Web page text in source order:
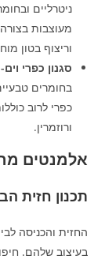
ניטרליים
מעוצבות
וריצוף בטון
סגנון כפרי וים-
בחומרים
כפרי לרוב
ורוזמרין.
אלמנטים
תכנון חזית
החזית והכניסה
בעיצוב שלהם.